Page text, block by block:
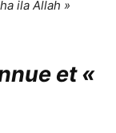
ila Allah »
et «